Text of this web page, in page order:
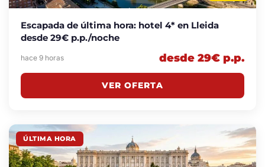
Escapada de última hora: hotel 4* en Lleida
desde 29€ p.p./noche
hace 9 horas desde 29€ p.p.
VER OFERTA
ÚLTIMA HORA